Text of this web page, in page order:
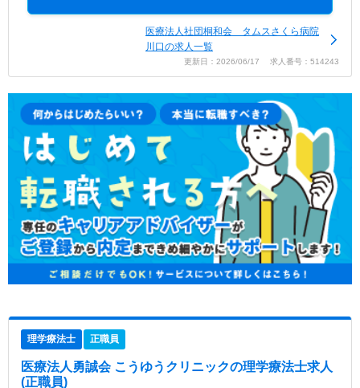
医療法人社団桐和会 タムスさくら病院
川口の求人一覧
更新日：2026/06/17 求人番号：514243
理学療法士 正職員
医療法人勇誠会 こうゆうクリニックの理学療法士求人
(正職員)